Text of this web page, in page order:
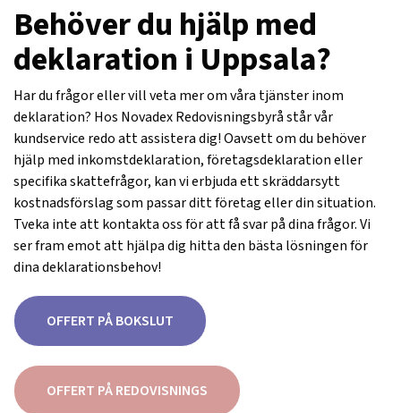
Behöver du hjälp med
deklaration i Uppsala?
Har du frågor eller vill veta mer om våra tjänster inom
deklaration? Hos Novadex Redovisningsbyrå står vår
kundservice redo att assistera dig! Oavsett om du behöver
hjälp med inkomstdeklaration, företagsdeklaration eller
specifika skattefrågor, kan vi erbjuda ett skräddarsytt
kostnadsförslag som passar ditt företag eller din situation.
Tveka inte att kontakta oss för att få svar på dina frågor. Vi
ser fram emot att hjälpa dig hitta den bästa lösningen för
dina deklarationsbehov!
OFFERT PÅ BOKSLUT
OFFERT PÅ REDOVISNINGS